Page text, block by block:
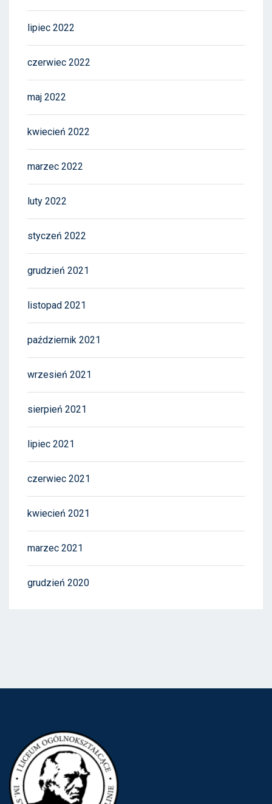
lipiec 2022
czerwiec 2022
maj 2022
kwiecień 2022
marzec 2022
luty 2022
styczeń 2022
grudzień 2021
listopad 2021
październik 2021
wrzesień 2021
sierpień 2021
lipiec 2021
czerwiec 2021
kwiecień 2021
marzec 2021
grudzień 2020